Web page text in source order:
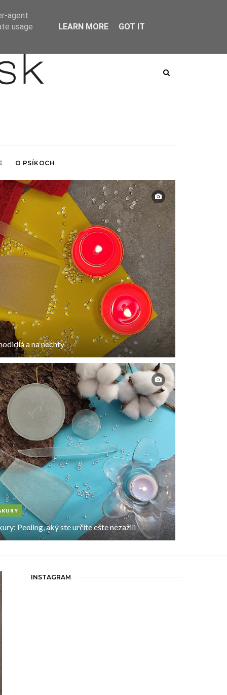
O PSÍKOCH
a na nechty
Peeling, aký ste určite ešte nezažili
INSTAGRAM
agent
usage
LEARN MORE GOT IT